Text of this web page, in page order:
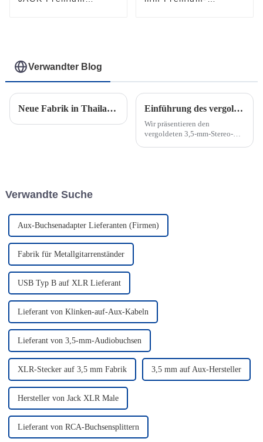
Verwandter Blog
Neue Fabrik in Thailand bereitet sich auf die Eröffnung vor Einführung des vergoldeten 3,5-mm-Stereo-Audioanschlusses
Wir präsentieren den
vergoldeten 3,5-mm-Stereo-
Verwandte Suche
Aux-Buchsenadapter Lieferanten (Firmen)
Fabrik für Metallgitarrenständer
USB Typ B auf XLR Lieferant
Lieferant von Klinken-auf-Aux-Kabeln
Lieferant von 3,5-mm-Audiobuchsen
XLR-Stecker auf 3,5 mm Fabrik 3,5 mm auf Aux-Hersteller
Hersteller von Jack XLR Male
Lieferant von RCA-Buchsensplittern